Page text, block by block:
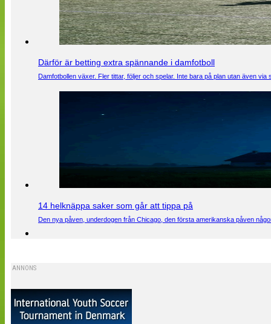
Därför är betting extra spännande i damfotboll
Damfotbollen växer. Fler tittar, följer och spelar. Inte bara på plan utan även
14 helknäppa saker som går att tippa på
Den nya påven, underdogen från Chicago, den första amerikanska påven
ANNONS